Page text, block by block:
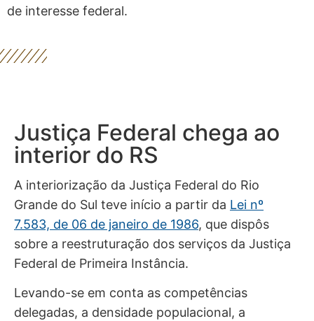
interessadas, as causas internacionais e os crimes
Justiça Federal chega ao
interior do RS
A interiorização da Justiça Federal do Rio
Grande do Sul teve início a partir da Lei nº
7.583, de 06 de janeiro de 1986, que dispôs
sobre a reestruturação dos serviços da Justiça
Levando-se em conta as competências